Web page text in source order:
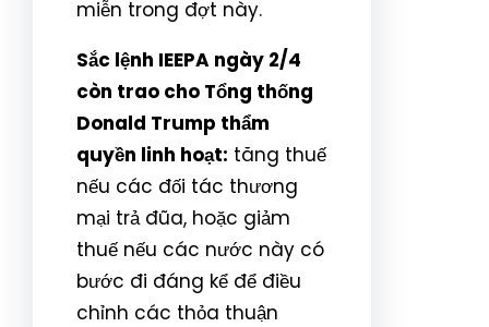
miễn trong đợt này.
Sắc lệnh IEEPA ngày 2/4
còn trao cho Tổng thống
Donald Trump thẩm
quyền linh hoạt: tăng thuế
nếu các đối tác thương
mại trả đũa, hoặc giảm
thuế nếu các nước này có
bước đi đáng kể để điều
chỉnh các thỏa thuận